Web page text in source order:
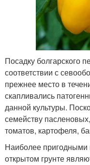
Посадку болгарского
соответствии с
прежнее место в
скапливались
данной культуры.
семейству
томатов, картофеля,
Наиболее
открытом грунте